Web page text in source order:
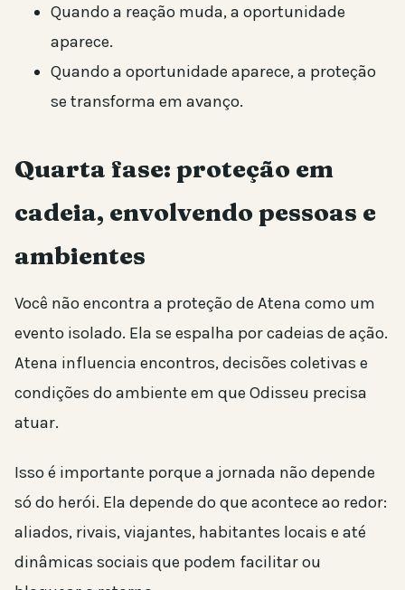
Quando a reação muda, a oportunidade
aparece.
Quando a oportunidade aparece, a proteção
se transforma em avanço.
Quarta fase: proteção em
cadeia, envolvendo pessoas e
ambientes
Você não encontra a proteção de Atena como um
evento isolado. Ela se espalha por cadeias de ação.
Atena influencia encontros, decisões coletivas e
condições do ambiente em que Odisseu precisa
atuar.
Isso é importante porque a jornada não depende
só do herói. Ela depende do que acontece ao redor:
aliados, rivais, viajantes, habitantes locais e até
dinâmicas sociais que podem facilitar ou